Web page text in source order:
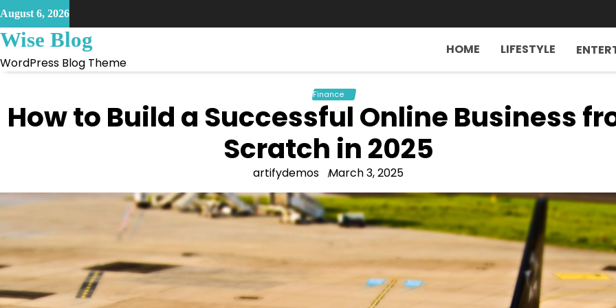
Skip
to
content
August 6, 2026
Wise Blog
WordPress Blog Theme
HOME LIFESTYLE
Finance
How to Build a Successful Online Business
Scratch in 2025
artifydemos March 3, 2025